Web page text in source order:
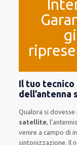
Il tuo tecnico
dell’antenna
Qualora si dovesse
satellite,
venire a campo di
sintonizzazione. Il